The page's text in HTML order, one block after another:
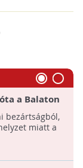
a Balaton
bezártságból,
miatt a